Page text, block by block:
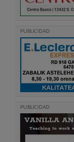
PUBLICIDAD
PUBLICIDAD